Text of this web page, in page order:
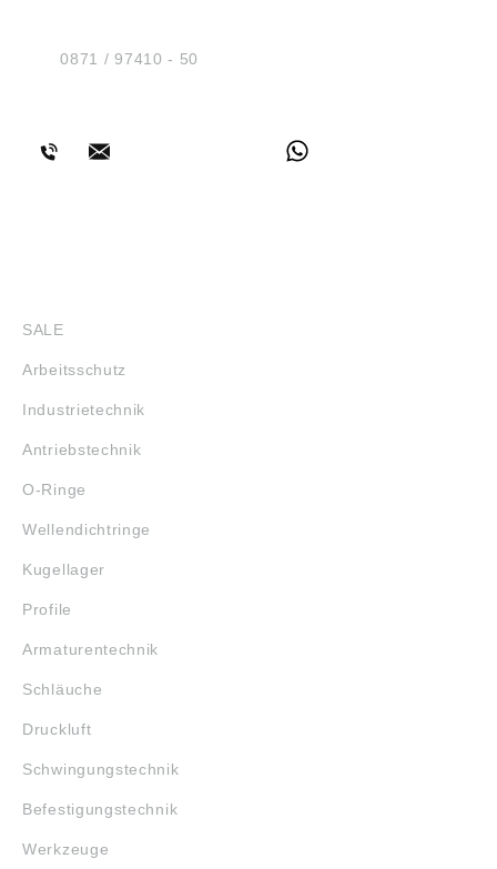
Tel.:0871 / 97410 - 50
SALE
Arbeitsschutz
Industrietechnik
Antriebstechnik
O-Ringe
Wellendichtringe
Kugellager
Profile
Armaturentechnik
Schläuche
Druckluft
Schwingungstechnik
Befestigungstechnik
Werkzeuge